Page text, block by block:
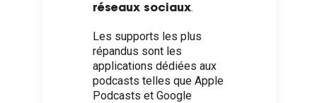
réseaux sociaux.
Les supports les plus
répandus sont les
applications dédiées aux
podcasts telles que Apple
Podcasts et Google